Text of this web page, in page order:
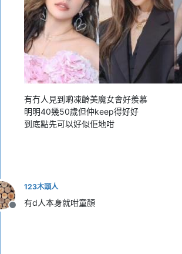
有冇人見到啲凍齡美魔女會好羨慕
明明40幾50歲但仲keep得好好
到底點先可以好似佢地咁
離線
123木頭人
有d人本身就咁童顏